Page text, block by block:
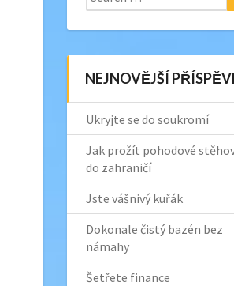
for:
NEJNOVĚJŠÍ
Ukryjte se do soukromí
Jak prožít pohodové
do zahraničí
Jste vášnivý kuřák
Dokonale čistý bazén bez
námahy
Šetřete finance